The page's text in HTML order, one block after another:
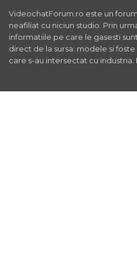
VideochatForum.ro este un
neafiliat cu niciun studio. Prin
informatiile pe care le gasesti
direct de la sursa: modele si
care s-au intersectat cu